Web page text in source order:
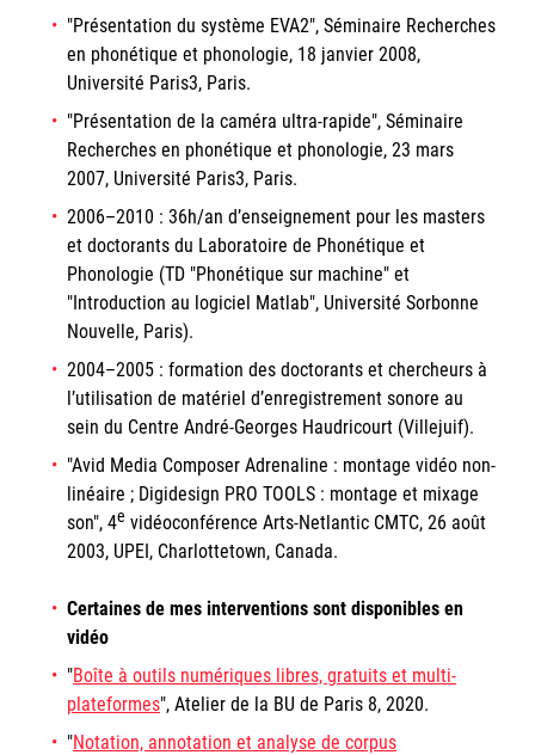
"Présentation du système EVA2", Séminaire Recherches
en phonétique et phonologie, 18 janvier 2008,
Université Paris3, Paris.
"Présentation de la caméra ultra-rapide", Séminaire
Recherches en phonétique et phonologie, 23 mars
2007, Université Paris3, Paris.
2006–2010 : 36h/an d’enseignement pour les masters
et doctorants du Laboratoire de Phonétique et
Phonologie (TD "Phonétique sur machine" et
"Introduction au logiciel Matlab", Université Sorbonne
Nouvelle, Paris).
2004–2005 : formation des doctorants et chercheurs à
l’utilisation de matériel d’enregistrement sonore au
sein du Centre André-Georges Haudricourt (Villejuif).
"Avid Media Composer Adrenaline : montage vidéo non-
linéaire ; Digidesign PRO TOOLS : montage et mixage
son", 4e vidéoconférence Arts-Netlantic CMTC, 26 août
2003, UPEI, Charlottetown, Canada.
Certaines de mes interventions sont disponibles en
vidéo
"Boîte à outils numériques libres, gratuits et multi-
plateformes", Atelier de la BU de Paris 8, 2020.
"Notation, annotation et analyse de corpus